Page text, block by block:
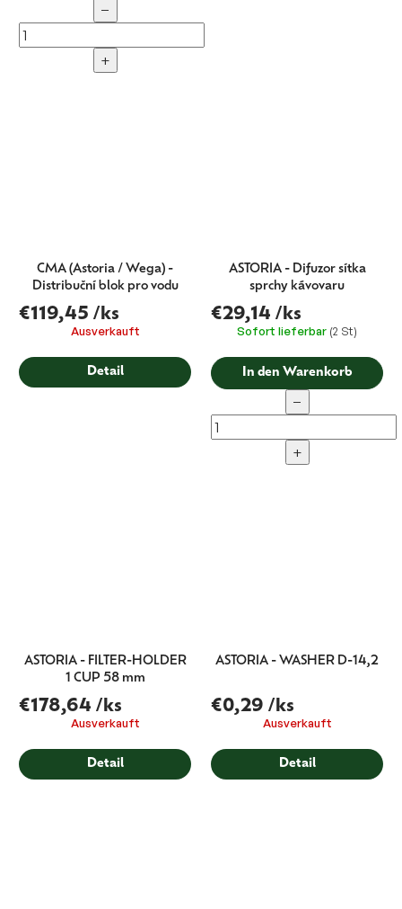
−
+
CMA (Astoria / Wega) -
Distribuční blok pro vodu
€119,45 /ks
Ausverkauft
Detail
ASTORIA - Difuzor sítka
sprchy kávovaru
€29,14 /ks
Sofort lieferbar (2 St)
In den Warenkorb
−
+
ASTORIA - FILTER-HOLDER
1 CUP 58 mm
€178,64 /ks
Ausverkauft
Detail
ASTORIA - WASHER D-14,2
€0,29 /ks
Ausverkauft
Detail